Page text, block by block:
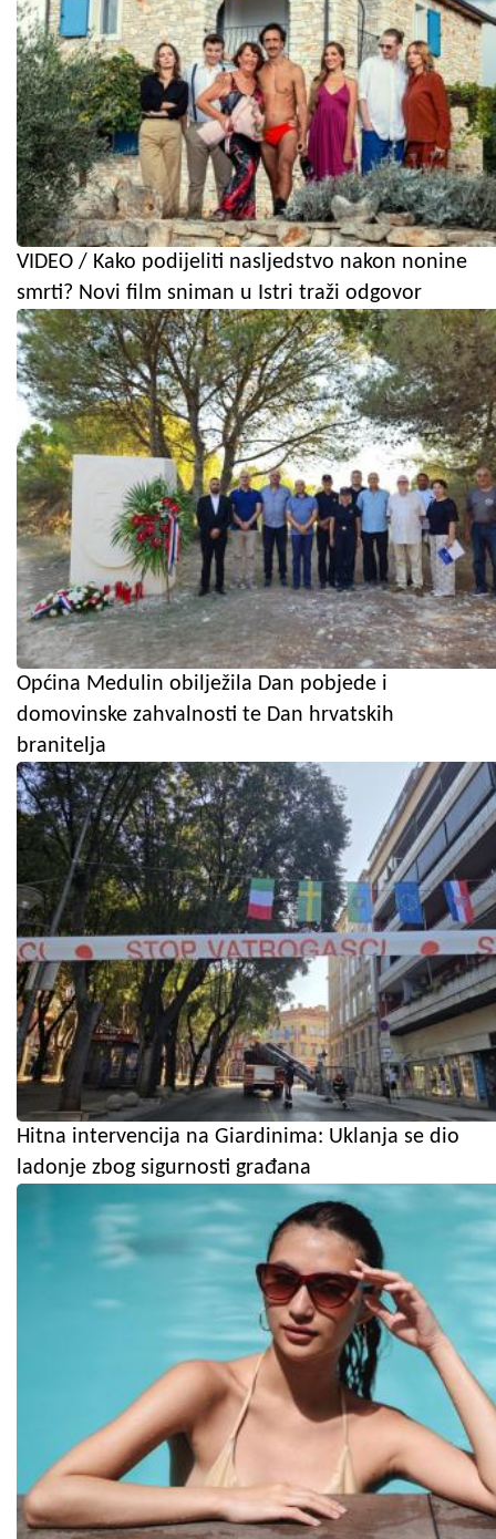
VIDEO / Kako podijeliti nasljedstvo nakon nonine
smrti? Novi film sniman u Istri traži odgovor
Općina Medulin obilježila Dan pobjede i
domovinske zahvalnosti te Dan hrvatskih
branitelja
Hitna intervencija na Giardinima: Uklanja se dio
ladonje zbog sigurnosti građana